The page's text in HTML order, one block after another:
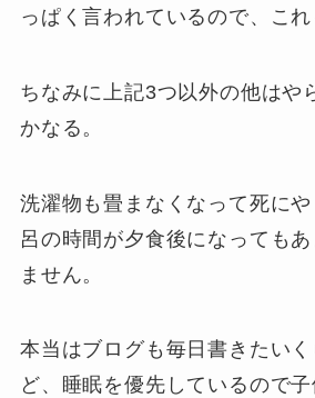
っぱく言われているので、これ
ちなみに上記3つ以外の他はや
かなる。
洗濯物も畳まなくなって死に
呂の時間が夕食後になっても
ません。
本当はブログも毎日書きたい
ど、睡眠を優先しているので